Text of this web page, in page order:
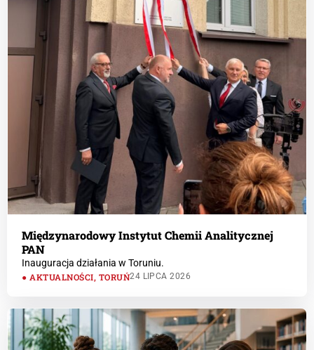
Międzynarodowy Instytut Chemii Analitycznej
PAN
Inauguracja działania w Toruniu.
AKTUALNOŚCI, TORUŃ24 LIPCA 2026